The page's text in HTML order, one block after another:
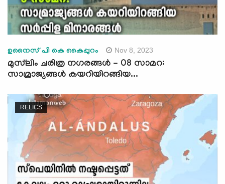
ഉനൈസ് പി കെ കൈപ്പുറം Nov 8, 2023
മുസ്‍ലിം ചരിത്ര നഗരങ്ങള്‍ - 08 സാമറ:
സാമ്രാജ്യങ്ങള്‍ കയറിയിറങ്ങിയ...
RELICS